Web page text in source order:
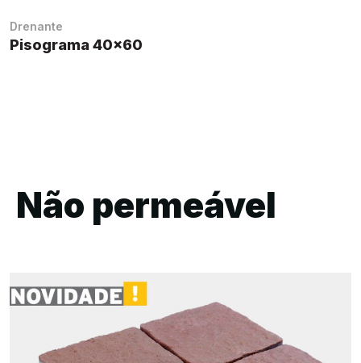
Drenante
Pisograma 40×60
Não permeável